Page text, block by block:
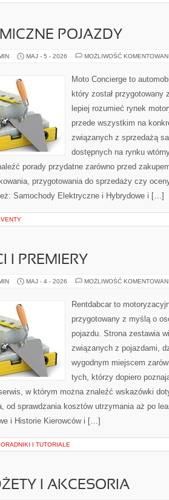
POJAZDY
MAJ - 5 - 2026 MOŻLIWOŚĆ
Moto Concierge to
który został
lepiej rozumieć rynek
przede wszystkim na
związanych z sprzedażą
dostępnych na rynku
porady przydatne zarówno przed
przygotowania do sprzedaży czy
Samochody Elektryczne i Hybrydowe i […]
I PREMIERY
MAJ - 4 - 2026 MOŻLIWOŚĆ
Rentdabcar to
przygotowany z myślą o
pojazdu. Strona zestawia
związanych z pojazdami,
wygodnym miejscem
tych, którzy dopiero
w którym można znaleźć wskazówki
od sprawdzania kosztów utrzymania aż po
i Historie Kierowców i […]
I TUTORIALE
I AKCESORIA